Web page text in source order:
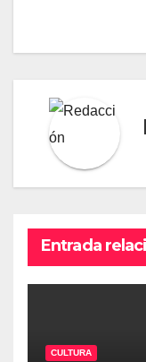
Entrada
CULTURA